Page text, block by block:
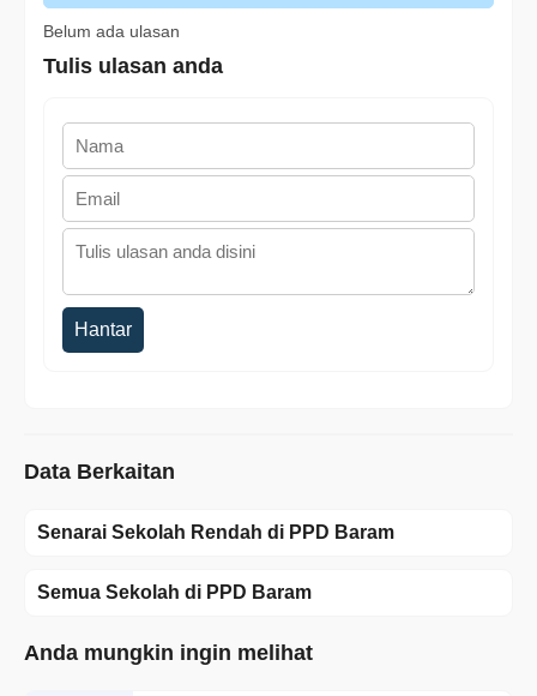
Belum ada ulasan
Tulis ulasan anda
Hantar
Data Berkaitan
Senarai Sekolah Rendah di PPD Baram
Semua Sekolah di PPD Baram
Anda mungkin ingin melihat